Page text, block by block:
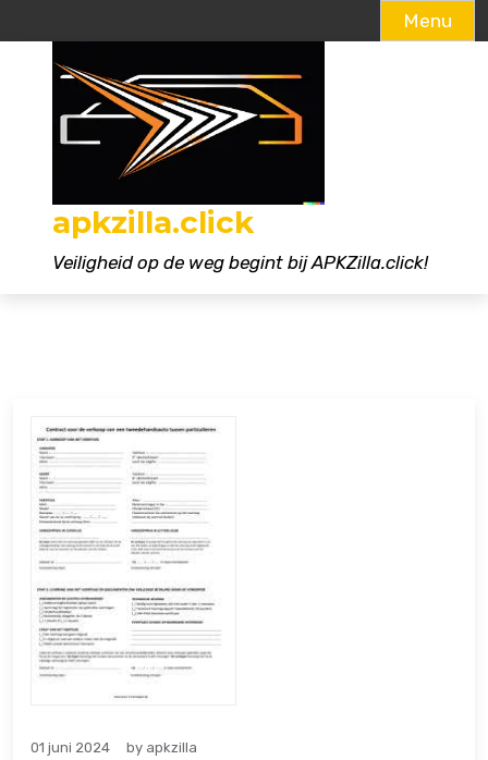
Menu
apkzilla.click
Veiligheid op de weg begint bij APKZilla.click!
01 juni 2024 by apkzilla